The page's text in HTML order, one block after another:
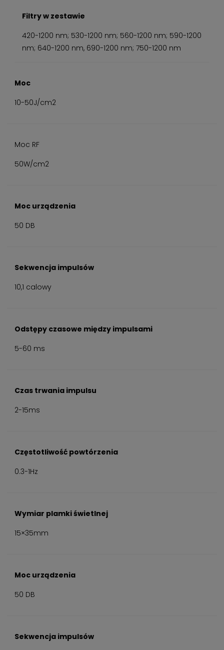
Filtry w zestawie
420-1200 nm; 530-1200 nm; 560-1200 nm; 590-1200
nm; 640-1200 nm, 690-1200 nm; 750-1200 nm
Moc
10-50J/cm2
Moc RF
50W/cm2
Moc urządzenia
50 DB
Sekwencja impulsów
10,1 calowy
Odstępy czasowe między impulsami
5-60 ms
Czas trwania impulsu
2-15ms
Częstotliwość powtórzenia
0.3-1Hz
Wymiar plamki świetlnej
15×35mm
Moc urządzenia
50 DB
Sekwencja impulsów